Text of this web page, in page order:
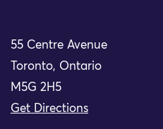
55 Centre Avenue
Toronto, Ontario
M5G 2H5
Get Directions